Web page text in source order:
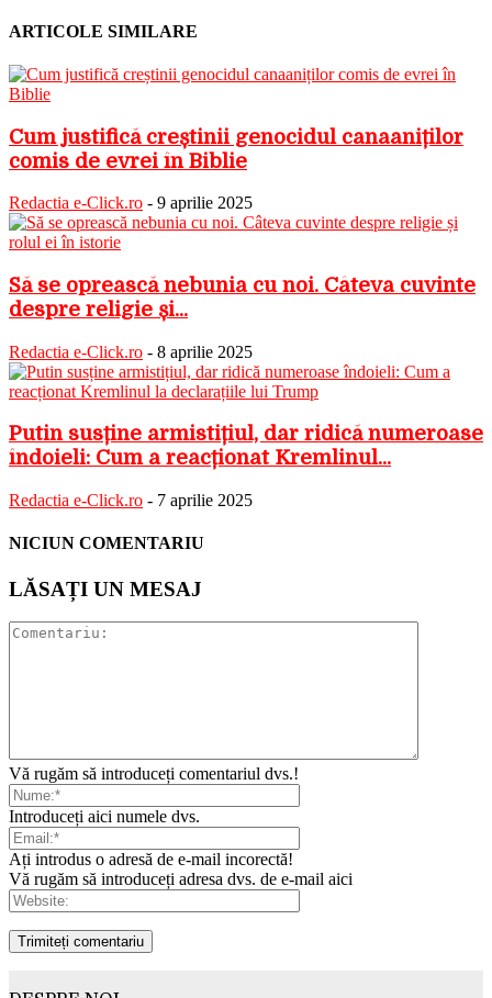
ARTICOLE SIMILARE
Cum justifică creștinii genocidul canaaniților
comis de evrei în Biblie
Redactia e-Click.ro - 9 aprilie 2025
Să se oprească nebunia cu noi. Câteva cuvinte
despre religie și...
Redactia e-Click.ro - 8 aprilie 2025
Putin susține armistițiul, dar ridică numeroase
îndoieli: Cum a reacționat Kremlinul...
Redactia e-Click.ro - 7 aprilie 2025
NICIUN COMENTARIU
LĂSAȚI UN MESAJ
Vă rugăm să introduceți comentariul dvs.!
Introduceți aici numele dvs.
Ați introdus o adresă de e-mail incorectă!
Vă rugăm să introduceți adresa dvs. de e-mail aici